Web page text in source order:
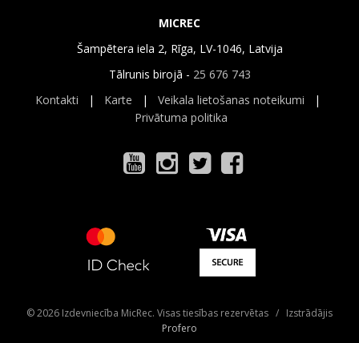
MICREC
Šampētera iela 2, Rīga, LV-1046, Latvija
Tālrunis birojā - 25 676 743
Kontakti | Karte | Veikala lietošanas noteikumi |
Privātuma politika
© 2026 Izdevniecība MicRec. Visas tiesības rezervētas / Izstrādājis
Profero